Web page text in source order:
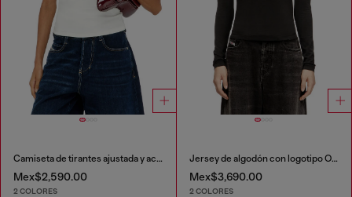
Camiseta de tirantes ajustada y acanalada con Óvalo D metálico
Mex$2,590.00
2 COLORES
Jersey de algodón con logotipo Oval D
Mex$3,690.00
2 COLORES